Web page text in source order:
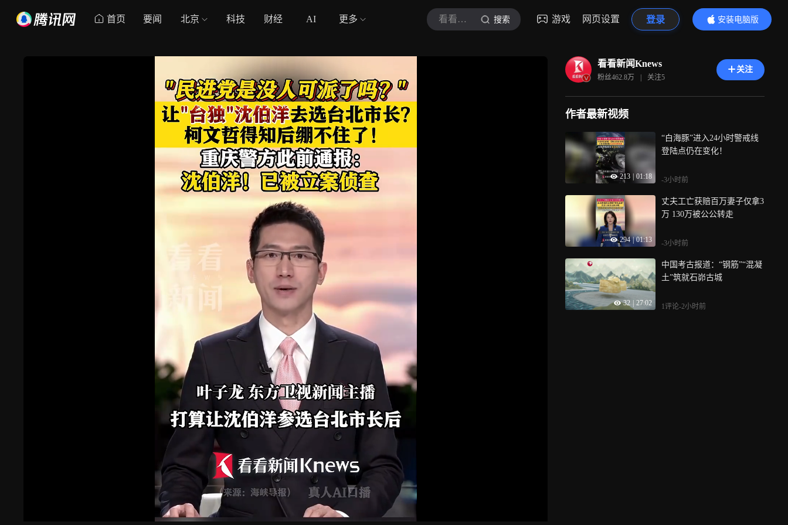
首页 要闻 北京 科技 财经 AI 更多 看看新闻Knews 搜索 游戏 网页设置 登录
安装电脑版
内容更精彩
看看新闻Knews
粉丝462.8万 | 关注5
关注
作者最新视频
213 01:18
“白海豚”进入24小时警戒线
登陆点仍在变化！
-3小时前
294 | 01:13
丈夫工亡获赔百万妻子仅拿3
万 130万被公公转走
-3小时前
32 27:02
中国考古报道：“钢筋”“混凝
土”筑就石峁古城
1评论-2小时前